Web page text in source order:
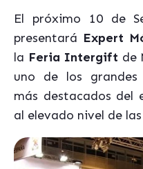
El próximo 10 de
presentará Expert
la Feria Intergift de
uno de los grandes
más destacados del
al elevado nivel de